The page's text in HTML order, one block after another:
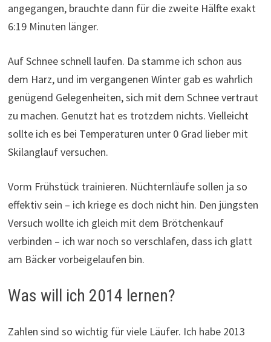
angegangen, brauchte dann für die zweite Hälfte exakt
6:19 Minuten länger.
Auf Schnee schnell laufen. Da stamme ich schon aus
dem Harz, und im vergangenen Winter gab es wahrlich
genügend Gelegenheiten, sich mit dem Schnee vertraut
zu machen. Genutzt hat es trotzdem nichts. Vielleicht
sollte ich es bei Temperaturen unter 0 Grad lieber mit
Skilanglauf versuchen.
Vorm Frühstück trainieren. Nüchternläufe sollen ja so
effektiv sein – ich kriege es doch nicht hin. Den jüngsten
Versuch wollte ich gleich mit dem Brötchenkauf
verbinden – ich war noch so verschlafen, dass ich glatt
am Bäcker vorbeigelaufen bin.
Was will ich 2014 lernen?
Zahlen sind so wichtig für viele Läufer. Ich habe 2013